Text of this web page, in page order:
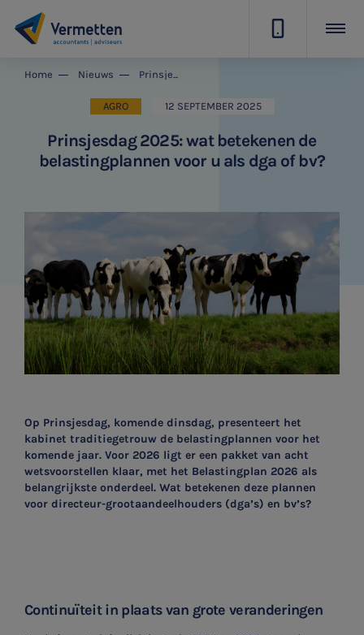
Home Nieuws Prinsjesdag 2025: wat betekenen de belastingplannen voor u als dga of bv?
AGRO 12 SEPTEMBER 2025
Prinsjesdag 2025: wat betekenen de
belastingplannen voor u als dga of bv?
Op Prinsjesdag, komende dinsdag, presenteert het
kabinet traditiegetrouw de belastingplannen voor het
komende jaar. Voor 2026 ligt er een pakket van acht
wetsvoorstellen klaar, met het Belastingplan 2026 als
belangrijkste onderdeel. Wat betekenen deze plannen
voor directeur-grootaandeelhouders (dga’s) en bv’s?
Continuïteit in plaats van grote veranderingen